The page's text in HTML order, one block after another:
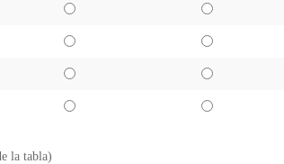
la tabla)